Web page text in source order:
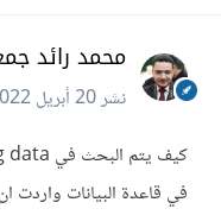
محمد رائد
نشر20 أبريل 2022
في قاعدة البيانات واردت